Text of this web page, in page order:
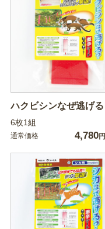
ハクビシンなぜ逃げる
6枚1組
通常価格 4,780円